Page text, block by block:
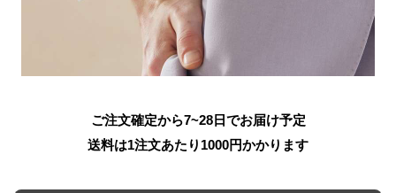
ご注文確定から7~28日でお届け予定
送料は1注文あたり 1000円かかります